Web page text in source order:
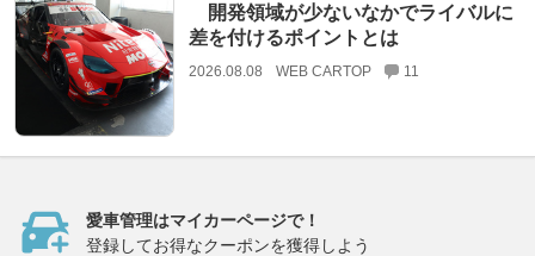
開発領域が少ないなかでライバルに
差を付けるポイントとは
2026.08.08 WEB CARTOP 11
愛車管理はマイカーページで！
登録してお得なクーポンを獲得しよう